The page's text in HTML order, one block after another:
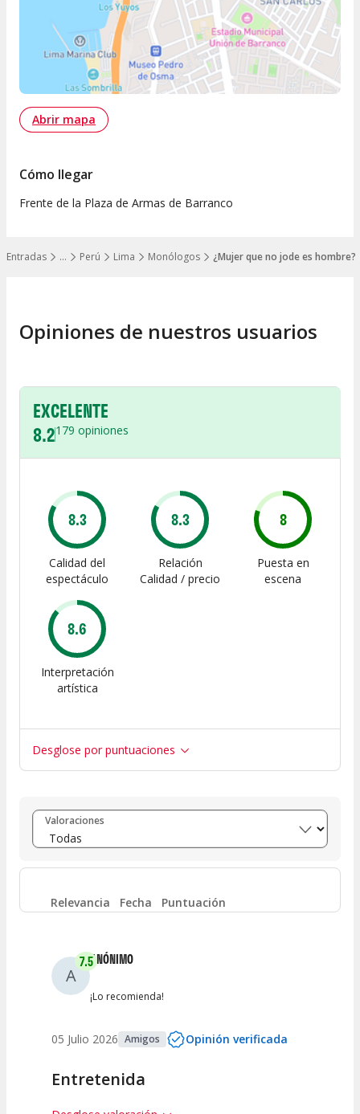
…
Mostrar todos los niveles
Entradas Perú Lima Monólogos ¿Mujer que no jode es hombre?
Abrir mapa
Cómo llegar
Frente de la Plaza de Armas de Barranco
Opiniones de nuestros usuarios
EXCELENTE
8.2179 opiniones
8.3
Calidad del
espectáculo
8.3
Relación
Calidad / precio
8
Puesta en
escena
8.6
Interpretación
artística
Desglose por puntuaciones
Entre 8 y 10 (113)
Entre 6 y 8 (54)
Entre 4 y 6 10
Entre 0 y 2
Valoraciones
Relevancia Fecha Puntuación
A
7.5ANÓNIMO
¡Lo recomienda!
05 Julio 2026 Amigos Opinión verificada
Entretenida